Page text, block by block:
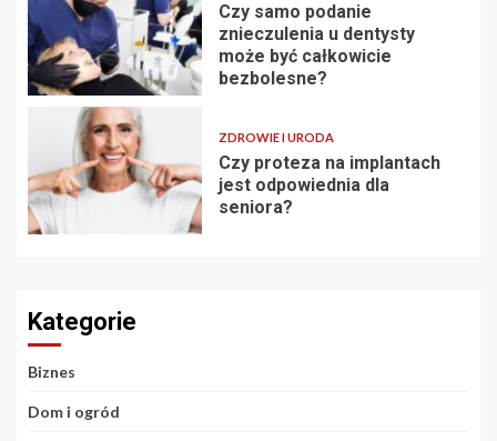
Czy samo podanie
znieczulenia u dentysty
może być całkowicie
bezbolesne?
ZDROWIE I URODA
Czy proteza na implantach
jest odpowiednia dla
seniora?
Kategorie
Biznes
Dom i ogród